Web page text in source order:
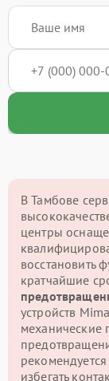
В Тамбове
центры
восстановить
кратчайшие
устройств
избегать